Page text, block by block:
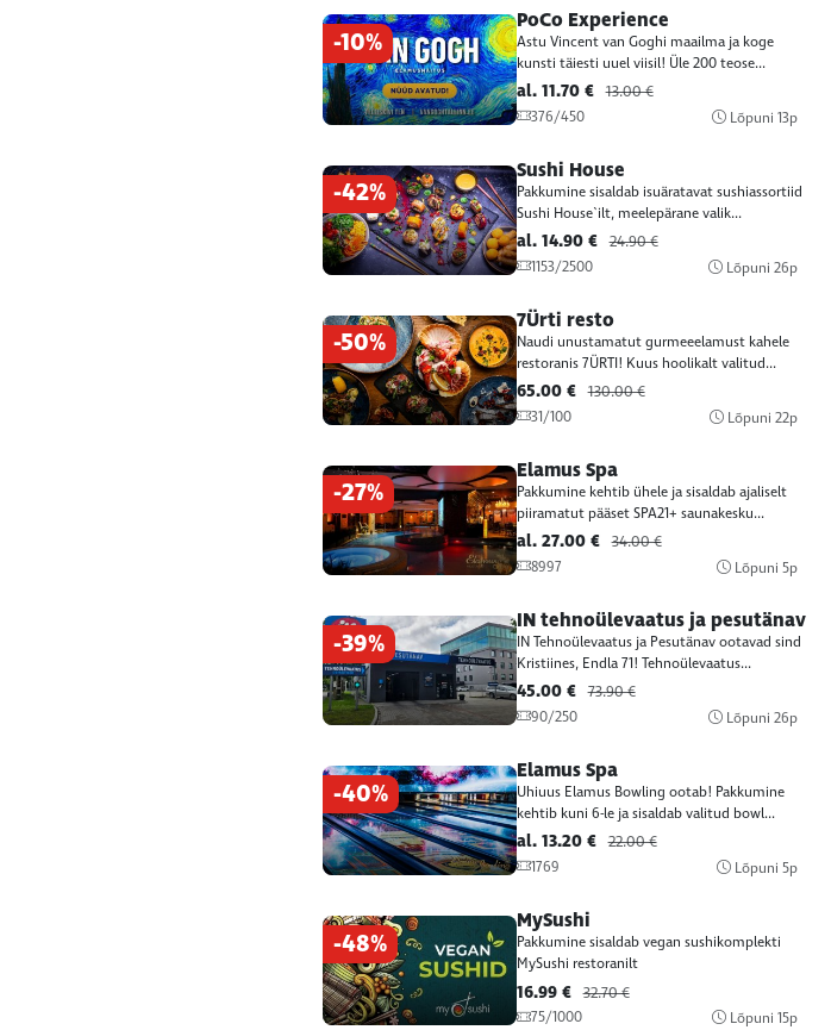
-10%
PoCo Experience
Astu Vincent van Goghi maailma ja koge
kunsti täiesti uuel viisil! Üle 200 teose...
al. 11.70 € 13.00 €
376/450
Lõpuni13p
-42%
Sushi House
Pakkumine sisaldab isuäratavat sushiassortiid
Sushi House`ilt, meelepärane valik...
al. 14.90 € 24.90 €
1153/2500
Lõpuni26p
-50%
7Ürti resto
Naudi unustamatut gurmeeelamust kahele
restoranis 7ÜRTI! Kuus hoolikalt valitud...
65.00 € 130.00 €
31/100
Lõpuni22p
-27%
Elamus Spa
Pakkumine kehtib ühele ja sisaldab ajaliselt
piiramatut pääset SPA21+ saunakesku...
al. 27.00 € 34.00 €
8997
Lõpuni5p
-39%
IN tehnoülevaatus ja pesutänav
IN Tehnoülevaatus ja Pesutänav ootavad sind
Kristiines, Endla 71! Tehnoülevaatus...
45.00 € 73.90 €
90/250
Lõpuni26p
-40%
Elamus Spa
Uhiuus Elamus Bowling ootab! Pakkumine
kehtib kuni 6-le ja sisaldab valitud bowl...
al. 13.20 € 22.00 €
1769
Lõpuni5p
-48%
MySushi
Pakkumine sisaldab vegan sushikomplekti
MySushi restoranilt
16.99 € 32.70 €
75/1000
Lõpuni15p